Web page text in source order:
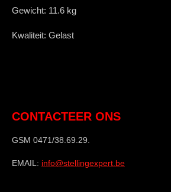
Gewicht: 11.6 kg
Kwaliteit: Gelast
CONTACTEER ONS
GSM 0471/38.69.29.
EMAIL: info@stellingexpert.be